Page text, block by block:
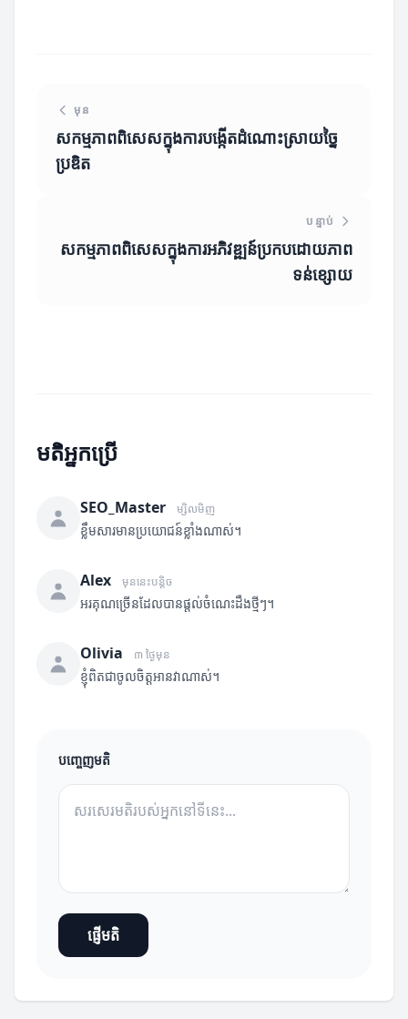
មុន
សកម្មភាពពិសេសក្នុងការបង្កើតដំណោះស្រាយច្នៃ
ប្រឌិត
បន្ទាប់
សកម្មភាពពិសេសក្នុងការអភិវឌ្ឍន៍ប្រកបដោយភាព
ទន់ខ្សោយ
មតិអ្នកប្រើ
SEO_Master ម្សិលមិញ
ខ្លឹមសារមានប្រយោជន៍ខ្លាំងណាស់។
Alex មុននេះបន្តិច
អរគុណច្រើនដែលបានផ្តល់ចំណេះដឹងថ្មីៗ។
Olivia ៣ ថ្ងៃមុន
ខ្ញុំពិតជាចូលចិត្តអានវាណាស់។
បញ្ចេញមតិ
ផ្ញើមតិ